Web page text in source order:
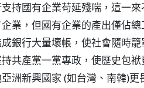
持國有企業苟延殘喘，這一
業，但國有企業的產出僅佔
銀行大量壞帳，使社會隨時
共產黨一黨專政，使歷史包
洲新興國家 (如台灣、南韓)